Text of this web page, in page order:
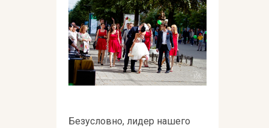
Безусловно, лидер нашего